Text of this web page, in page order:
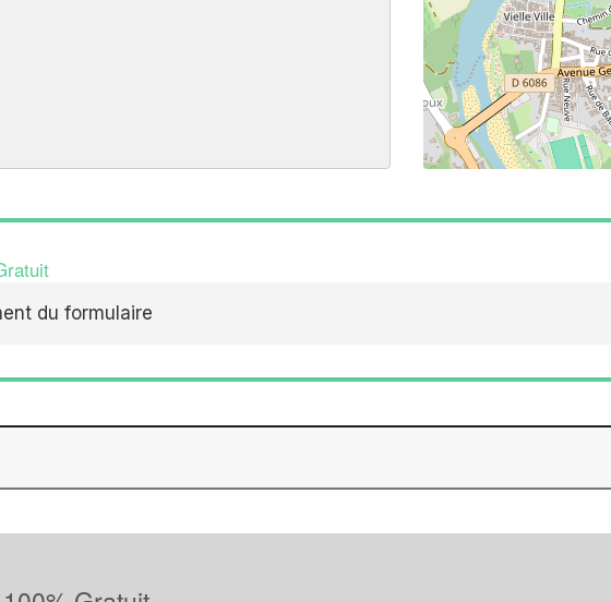
du formulaire